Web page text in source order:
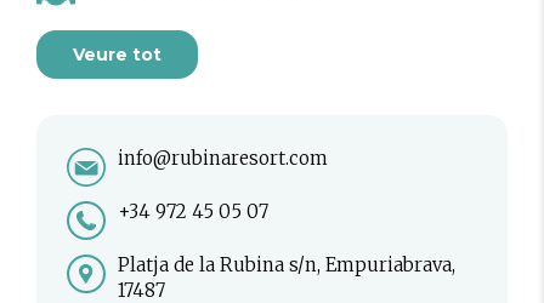
Veure tot
info@rubinaresort.com
+34 972 45 05 07
Platja de la Rubina s/n, Empuriabrava,
17487